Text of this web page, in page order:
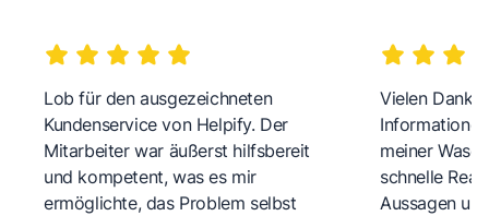
Lob für den ausgezeichneten
Kundenservice von Helpify. Der
Mitarbeiter war äußerst hilfsbereit
und kompetent, was es mir
ermöglichte, das Problem selbst
Vielen Dank
meiner
schnelle
Aussagen